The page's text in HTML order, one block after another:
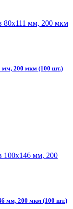
мм, 200 мкм (100 шт.)
мм, 200 мкм (100 шт.)